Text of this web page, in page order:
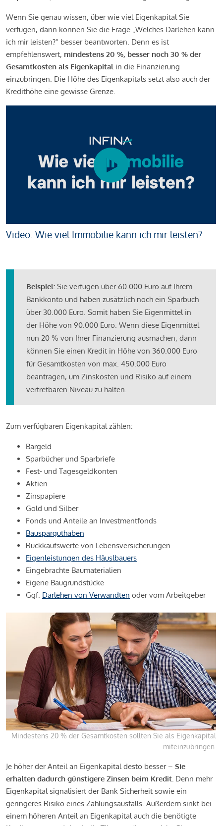
Wenn Sie genau wissen, über wie viel Eigenkapital Sie
verfügen, dann können Sie die Frage „Welches Darlehen kann
ich mir leisten?“ besser beantworten. Denn es ist
empfehlenswert, mindestens 20 %, besser noch 30 % der
Gesamtkosten als Eigenkapital in die Finanzierung
einzubringen. Die Höhe des Eigenkapitals setzt also auch der
Kredithöhe eine gewisse Grenze.
Video: Wie viel Immobilie kann ich mir leisten?
Beispiel: Sie verfügen über 60.000 Euro auf Ihrem
Bankkonto und haben zusätzlich noch ein Sparbuch
über 30.000 Euro. Somit haben Sie Eigenmittel in
der Höhe von 90.000 Euro. Wenn diese Eigenmittel
nun 20 % von Ihrer Finanzierung ausmachen, dann
können Sie einen Kredit in Höhe von 360.000 Euro
für Gesamtkosten von max. 450.000 Euro
beantragen, um Zinskosten und Risiko auf einem
vertretbaren Niveau zu halten.
Zum verfügbaren Eigenkapital zählen:
Bargeld
Sparbücher und Sparbriefe
Fest- und Tagesgeldkonten
Aktien
Zinspapiere
Gold und Silber
Fonds und Anteile an Investmentfonds
Bausparguthaben
Rückkaufswerte von Lebensversicherungen
Eigenleistungen des Häuslbauers
Eingebrachte Baumaterialien
Eigene Baugrundstücke
Ggf. Darlehen von Verwandten oder vom Arbeitgeber
Mindestens 20 % der Gesamtkosten sollten Sie als Eigenkapital
miteinzubringen.
Je höher der Anteil an Eigenkapital desto besser – Sie
erhalten dadurch günstigere Zinsen beim Kredit. Denn mehr
Eigenkapital signalisiert der Bank Sicherheit sowie ein
geringeres Risiko eines Zahlungsausfalls. Außerdem sinkt bei
einem höheren Anteil an Eigenkapital auch die benötigte